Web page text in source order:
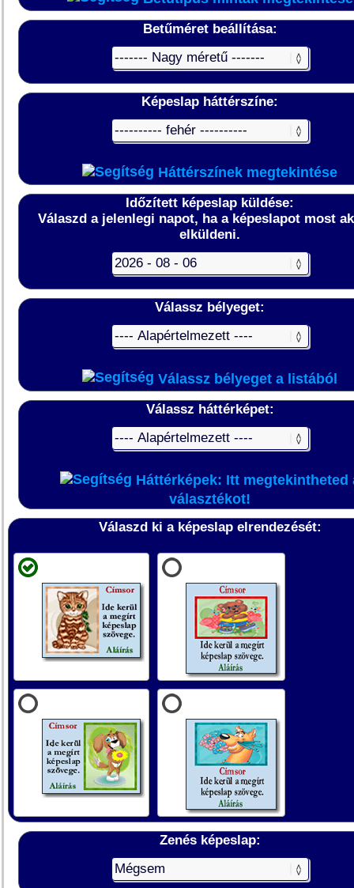
Betűméret beállítása:
Képeslap háttérszíne:
Háttérszínek megtekintése
Időzített képeslap küldése:
Válaszd a jelenlegi napot, ha a képeslapot most
elküldeni.
Válassz bélyeget:
Válassz bélyeget a listából
Válassz háttérképet:
Háttérképek: Itt megtekintheted
választékot!
Válaszd ki a képeslap elrendezését:
Zenés képeslap: